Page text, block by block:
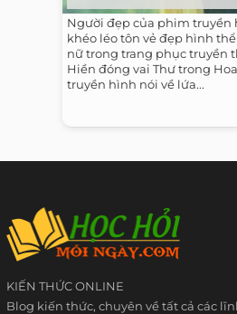
Người đẹp của phim truyền
khéo léo tôn vẻ đẹp hình
nữ trong trang phục truyền
Hiền đóng vai Thư trong
truyền hình nói về lứa...
KIẾN THỨC ONLINE
Blog kiến thức, chuyên về tất cả các